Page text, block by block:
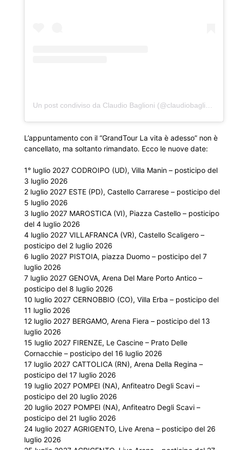
L’appuntamento con il “GrandTour La vita è adesso” non è
cancellato, ma soltanto rimandato. Ecco le nuove date:
1° luglio 2027 CODROIPO (UD), Villa Manin – posticipo del
3 luglio 2026
2 luglio 2027 ESTE (PD), Castello Carrarese – posticipo del
5 luglio 2026
3 luglio 2027 MAROSTICA (VI), Piazza Castello – posticipo
del 4 luglio 2026
4 luglio 2027 VILLAFRANCA (VR), Castello Scaligero –
posticipo del 2 luglio 2026
6 luglio 2027 PISTOIA, piazza Duomo – posticipo del 7
luglio 2026
7 luglio 2027 GENOVA, Arena Del Mare Porto Antico –
posticipo del 8 luglio 2026
10 luglio 2027 CERNOBBIO (CO), Villa Erba – posticipo del
11 luglio 2026
12 luglio 2027 BERGAMO, Arena Fiera – posticipo del 13
luglio 2026
15 luglio 2027 FIRENZE, Le Cascine – Prato Delle
Cornacchie – posticipo del 16 luglio 2026
17 luglio 2027 CATTOLICA (RN), Arena Della Regina –
posticipo del 17 luglio 2026
19 luglio 2027 POMPEI (NA), Anfiteatro Degli Scavi –
posticipo del 20 luglio 2026
20 luglio 2027 POMPEI (NA), Anfiteatro Degli Scavi –
posticipo del 21 luglio 2026
24 luglio 2027 AGRIGENTO, Live Arena – posticipo del 26
luglio 2026